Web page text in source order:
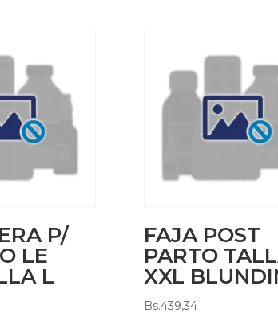
P/
LE
L
FAJA POST
PARTO
XXL
Bs.439,34